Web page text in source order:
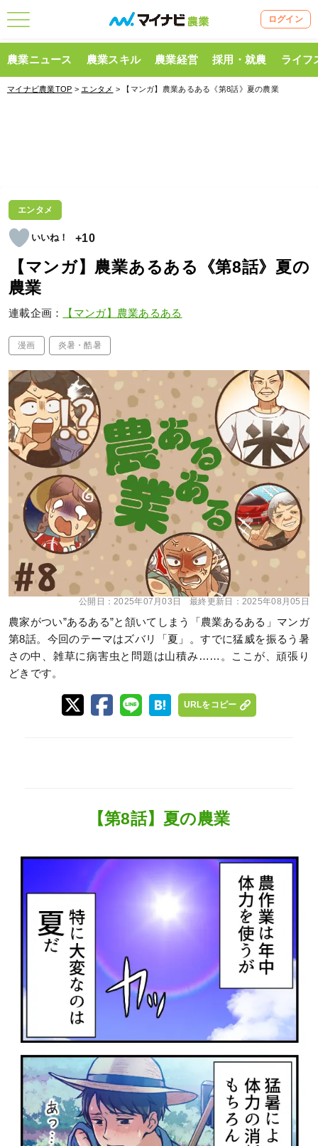
ログイン
農業ニュース 農業スキル 農業経営 採用・就農 ライフ
マイナビ農業TOP > エンタメ > 【マンガ】農業あるある《第8話》夏の農業
エンタメ
+10
【マンガ】農業あるある《第8話》夏の
農業
連載企画： 【マンガ】農業あるある
漫画 炎暑・酷暑
公開日：2025年07月03日 最終更新日： 2025年08月05日
農家がつい”あるある”と頷いてしまう「農業あるある」マンガ
第8話。今回のテーマはズバリ「夏」。すでに猛威を振るう暑
さの中、雑草に病害虫と問題は山積み……。ここが、頑張り
どきです。
URLをコピー
【第8話】夏の農業